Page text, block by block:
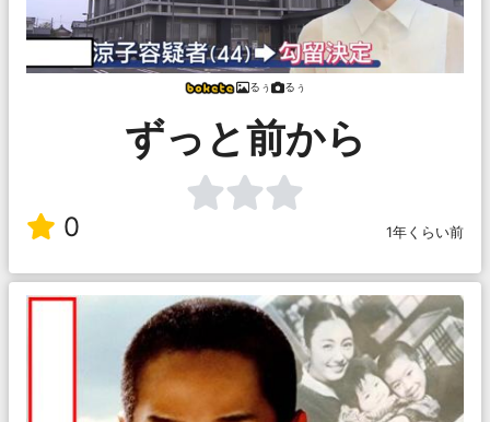
るぅ るぅ
ずっと前から
0 1年くらい前